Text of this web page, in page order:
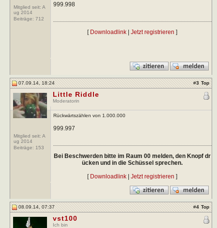
Mitglied seit: A
ug 2014
Beiträge: 712
999.998
[ Downloadlink |Jetzt registrieren ]
07.09.14, 18:24 #3 Top
Mitglied seit: A
ug 2014
Beiträge: 153
Little Riddle
Moderatorin
Rückwärtszählen von 1.000.000
999.997
Bei Beschwerden bitte im Raum 00 melden, den Knopf dr
ücken und in die Schüssel sprechen.
[ Downloadlink |Jetzt registrieren ]
08.09.14, 07:37 #4 Top
vst100
Ich bin